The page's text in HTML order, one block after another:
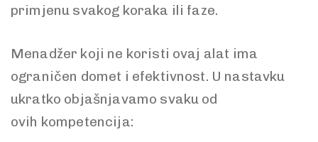
primjenu svakog koraka ili faze.
Menadžer koji ne koristi ovaj alat ima
ograničen domet i efektivnost. U nastavku
ukratko objašnjavamo svaku od
ovih kompetencija: